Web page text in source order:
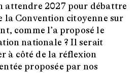
attendre 2027 pour débattre
la Convention citoyenne sur
comme l’a proposé le
nationale ? Il serait
à côté de la réflexion
proposée par nos